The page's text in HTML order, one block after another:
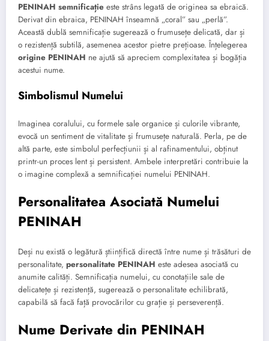
PENINAH semnificație este strâns legată de originea sa ebraică.
Derivat din ebraica, PENINAH înseamnă „coral” sau „perlă”.
Această dublă semnificație sugerează o frumusețe delicată, dar și
o rezistență subtilă, asemenea acestor pietre prețioase. Înțelegerea
origine PENINAH ne ajută să apreciem complexitatea și bogăția
acestui nume.
Simbolismul Numelui
Imaginea coralului, cu formele sale organice și culorile vibrante,
evocă un sentiment de vitalitate și frumusețe naturală. Perla, pe de
altă parte, este simbolul perfecțiunii și al rafinamentului, obținut
printr-un proces lent și persistent. Ambele interpretări contribuie la
o imagine complexă a semnificației numelui PENINAH.
Personalitatea Asociată Numelui
PENINAH
Deși nu există o legătură științifică directă între nume și trăsături de
personalitate, personalitate PENINAH este adesea asociată cu
anumite calități. Semnificația numelui, cu conotațiile sale de
delicatețe și rezistență, sugerează o personalitate echilibrată,
capabilă să facă față provocărilor cu grație și perseverență.
Nume Derivate din PENINAH